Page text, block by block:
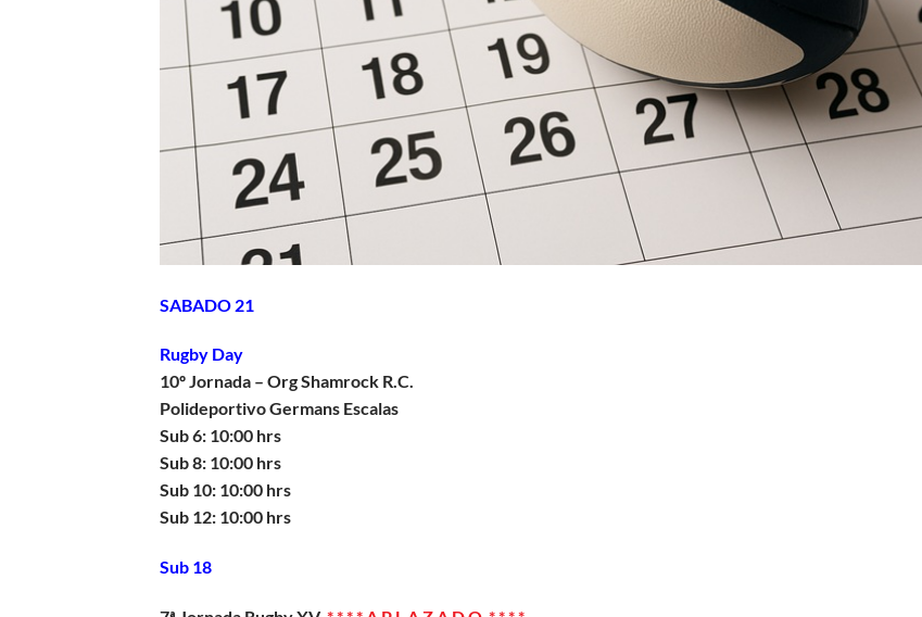
SABADO 21
Rugby Day
10º Jornada – Org Shamrock R.C.
Polideportivo Germans Escalas
Sub 6: 10:00 hrs
Sub 8: 10:00 hrs
Sub 10: 10:00 hrs
Sub 12: 10:00 hrs
Sub 18